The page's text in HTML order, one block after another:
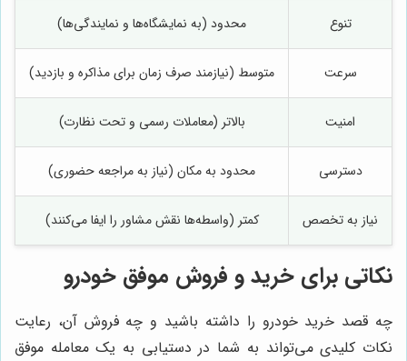
تنوع محدود (به نمایشگاه‌ها و نمایندگی‌ها)
سرعت متوسط (نیازمند صرف زمان برای مذاکره و بازدید)
امنیت بالاتر (معاملات رسمی و تحت نظارت)
دسترسی محدود به مکان (نیاز به مراجعه حضوری)
نیاز به تخصص کمتر (واسطه‌ها نقش مشاور را ایفا می‌کنند)
نکاتی برای خرید و فروش موفق خودرو
چه قصد خرید خودرو را داشته باشید و چه فروش آن، رعایت
نکات کلیدی می‌تواند به شما در دستیابی به یک معامله موفق